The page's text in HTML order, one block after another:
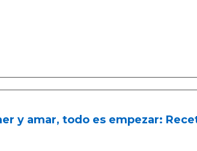
y amar, todo es empezar: